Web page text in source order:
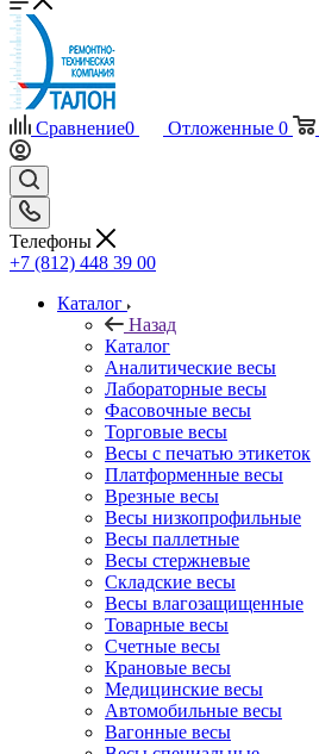
Сравнение0 Отложенные 0
Телефоны
+7 (812) 448 39 00
Каталог
Назад
Каталог
Аналитические весы
Лабораторные весы
Фасовочные весы
Торговые весы
Весы с печатью этикеток
Платформенные весы
Врезные весы
Весы низкопрофильные
Весы паллетные
Весы стержневые
Складские весы
Весы влагозащищенные
Товарные весы
Счетные весы
Крановые весы
Медицинские весы
Автомобильные весы
Вагонные весы